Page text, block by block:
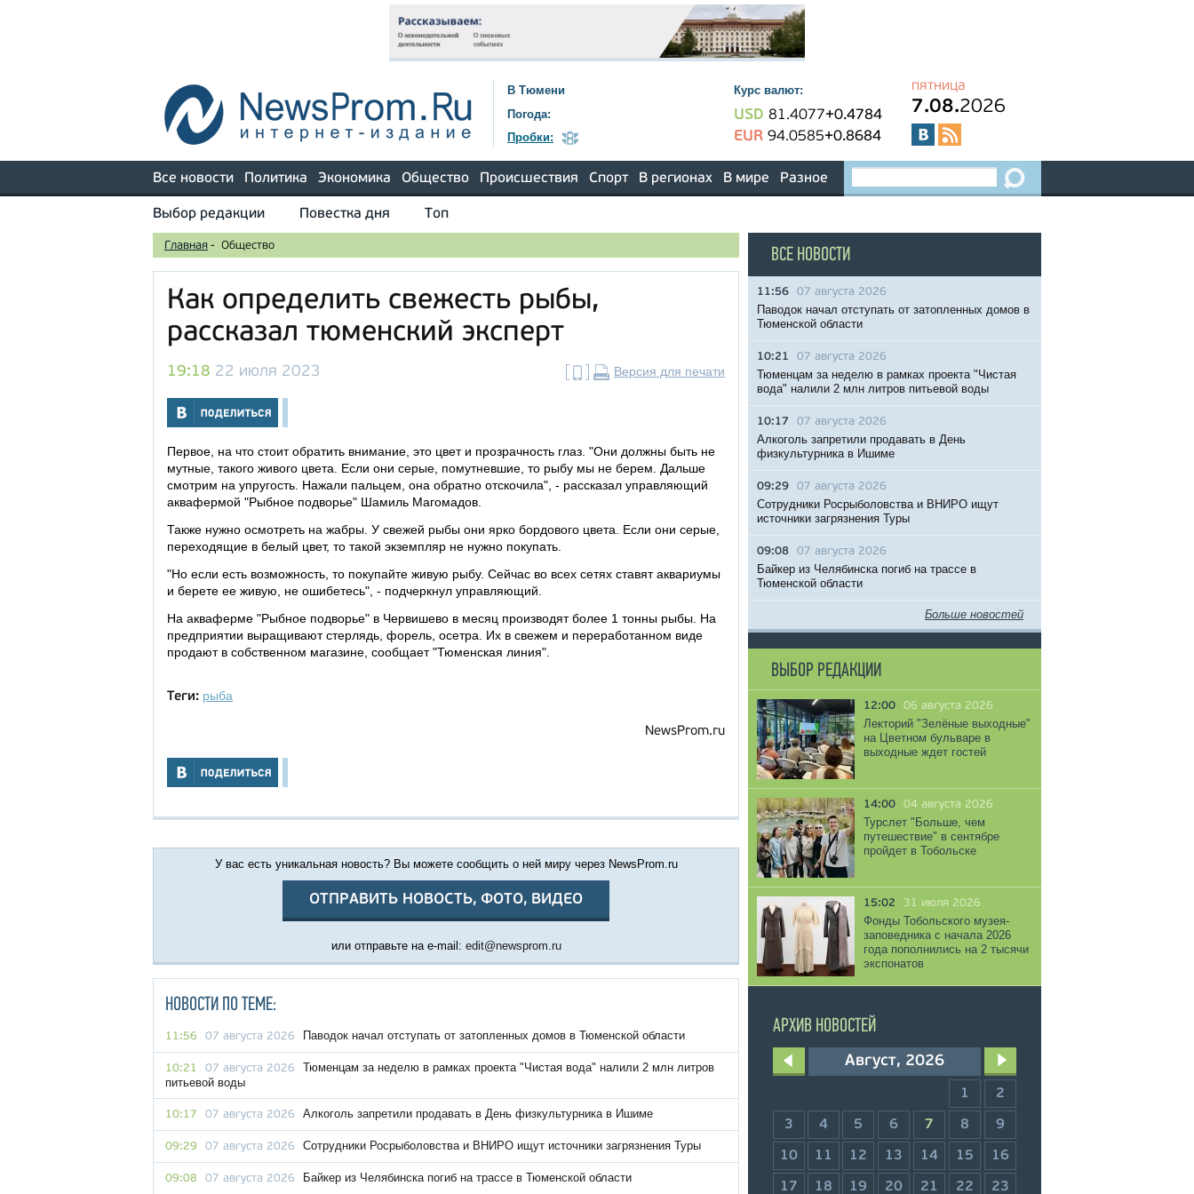
В Тюмени
Погода:
Пробки:
Курс валют:
USD 81.4077+0.4784
EUR 94.0585+0.8684
пятница
7.08.2026
Все новости Политика Экономика Общество Происшествия Спорт В регионах В мире Разное
Выбор редакции Повестка дня Топ
Главная - Общество
Как определить свежесть рыбы,
рассказал тюменский эксперт
19:18 22 июля 2023 Версия для печати
Первое, на что стоит обратить внимание, это цвет и прозрачность глаз. "Они должны быть не
мутные, такого живого цвета. Если они серые, помутневшие, то рыбу мы не берем. Дальше
смотрим на упругость. Нажали пальцем, она обратно отскочила", - рассказал управляющий
аквафермой "Рыбное подворье" Шамиль Магомадов.
Также нужно осмотреть на жабры. У свежей рыбы они ярко бордового цвета. Если они серые,
переходящие в белый цвет, то такой экземпляр не нужно покупать.
"Но если есть возможность, то покупайте живую рыбу. Сейчас во всех сетях ставят аквариумы
и берете ее живую, не ошибетесь", - подчеркнул управляющий.
На акваферме "Рыбное подворье" в Червишево в месяц производят более 1 тонны рыбы. На
предприятии выращивают стерлядь, форель, осетра. Их в свежем и переработанном виде
продают в собственном магазине, сообщает "Тюменская линия".
Теги: рыба
NewsProm.ru
У вас есть уникальная новость? Вы можете сообщить о ней миру через NewsProm.ru
ОТПРАВИТЬ НОВОСТЬ, ФОТО, ВИДЕО
или отправьте на e-mail: edit@newsprom.ru
НОВОСТИ ПО ТЕМЕ:
11:56 07 августа 2026 Паводок начал отступать от затопленных домов в Тюменской области
10:21 07 августа 2026
Тюменцам за неделю в рамках проекта "Чистая вода" налили 2 млн литров
питьевой воды
10:17 07 августа 2026 Алкоголь запретили продавать в День физкультурника в Ишиме
09:29 07 августа 2026 Сотрудники Росрыболовства и ВНИРО ищут источники загрязнения Туры
09:08 07 августа 2026 Байкер из Челябинска погиб на трассе в Тюменской области
ВСЕ НОВОСТИ
11:56 07 августа 2026
Паводок начал отступать от затопленных домов в
Тюменской области
10:21 07 августа 2026
Тюменцам за неделю в рамках проекта "Чистая
вода" налили 2 млн литров питьевой воды
10:17 07 августа 2026
Алкоголь запретили продавать в День
физкультурника в Ишиме
09:29 07 августа 2026
Сотрудники Росрыболовства и ВНИРО ищут
источники загрязнения Туры
09:08 07 августа 2026
Байкер из Челябинска погиб на трассе в
Тюменской области
Больше новостей
ВЫБОР РЕДАКЦИИ
12:00 06 августа 2026
Лекторий "Зелёные выходные"
на Цветном бульваре в
выходные ждет гостей
14:00 04 августа 2026
Турслет "Больше, чем
путешествие" в сентябре
пройдет в Тобольске
15:02 31 июля 2026
Фонды Тобольского музея-
заповедника с начала 2026
года пополнились на 2 тысячи
экспонатов
АРХИВ НОВОСТЕЙ
Август, 2026
1 2
3 4 5 6 7 8 9
10 11 12 13 14 15 16
17 18 19 20 21 22 23